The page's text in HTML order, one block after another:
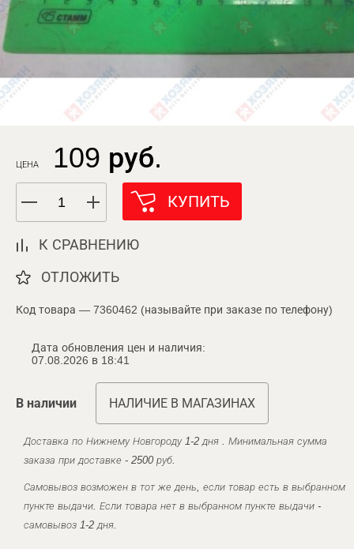
ЦЕНА 109 руб.
КУПИТЬ
К СРАВНЕНИЮ
ОТЛОЖИТЬ
Код товара — 7360462 (называйте при заказе по телефону)
Дата обновления цен и наличия:
07.08.2026 в 18:41
В наличии НАЛИЧИЕ В МАГАЗИНАХ
Доставка по Нижнему Новгороду 1-2 дня . Минимальная сумма
заказа при доставке - 2500 руб.
Самовывоз возможен в тот же день, если товар есть в выбранном
пункте выдачи. Если товара нет в выбранном пункте выдачи -
самовывоз 1-2 дня.